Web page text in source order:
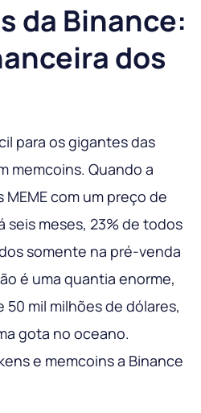
da Binance:
dos
para os gigantes das
memcoins. Quando a
com um preço de
seis meses, 23% de todos
somente na pré-venda
é uma quantia enorme,
50 mil milhões de dólares,
gota no oceano.
e memcoins a Binance